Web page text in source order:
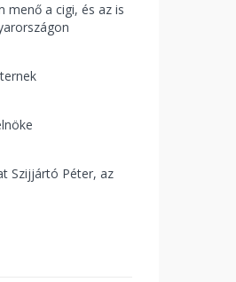
menő a cigi, és az is
Szijjártó Péter, az